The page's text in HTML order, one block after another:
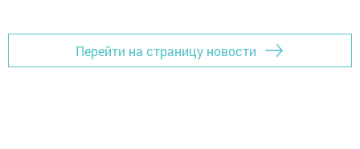
Перейти на страницу новости